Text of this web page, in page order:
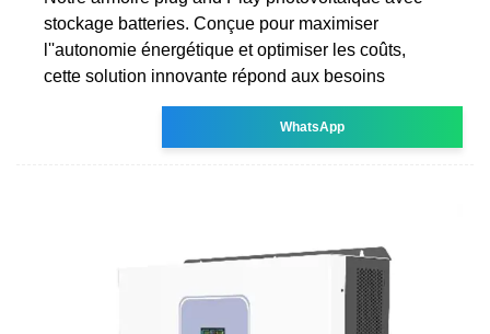
stockage batteries. Conçue pour maximiser
l''autonomie énergétique et optimiser les coûts,
cette solution innovante répond aux besoins
WhatsApp